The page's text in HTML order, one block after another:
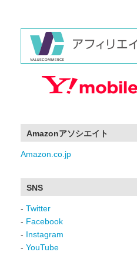
Amazonアソシエイト
Amazon.co.jp
SNS
- Twitter
- Facebook
- Instagram
- YouTube